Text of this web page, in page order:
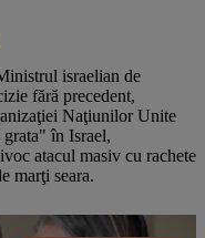
israelian de
fără precedent,
Naţiunilor Unite
în Israel,
atacul masiv cu rachete
marţi seara.